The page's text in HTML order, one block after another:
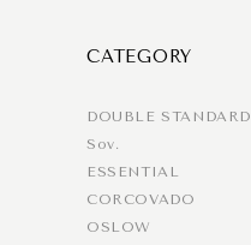
CATEGORY
DOUBLE
Sov.
ESSENTIAL
CORCOVADO
OSLOW